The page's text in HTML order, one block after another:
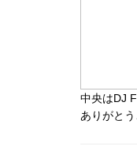
中央はDJ
ありがとう